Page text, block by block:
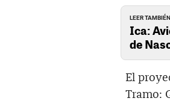
LEER
Ica:
de
El
Tramo: